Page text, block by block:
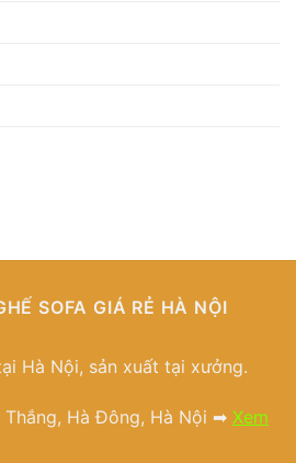
SOFA GIÁ RẺ HÀ NỘI
Hà Nội, sản xuất tại xưởng.
Thắng, Hà Đông, Hà Nội ➡ Xem